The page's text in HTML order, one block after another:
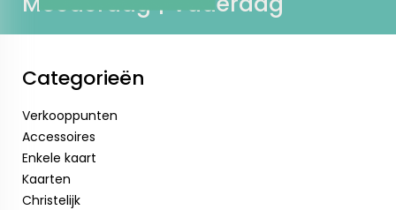
Categorieën
Verkooppunten
Accessoires
Enkele kaart
Kaarten
Christelijk